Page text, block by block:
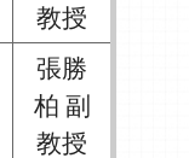
教授
張勝
柏 副
教授